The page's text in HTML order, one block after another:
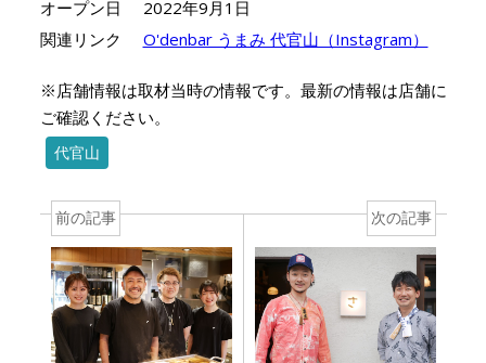
オープン日
2022年9月1日
関連リンク
O'denbar うまみ 代官山（Instagram）
※店舗情報は取材当時の情報です。最新の情報は店舗に
ご確認ください。
代官山
前の記事 次の記事